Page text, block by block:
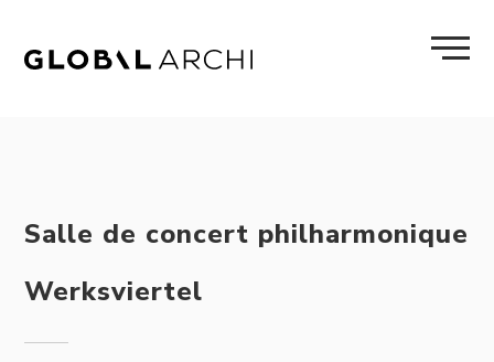
content
Salle de concert philharmonique
Werksviertel